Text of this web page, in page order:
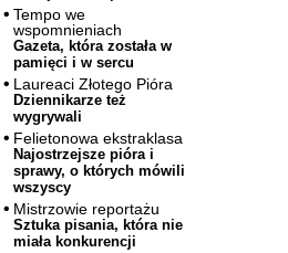
Tempo we
wspomnieniach
Gazeta, która została w
pamięci i w sercu
Laureaci Złotego Pióra
Dziennikarze też
wygrywali
Felietonowa ekstraklasa
Najostrzejsze pióra i
sprawy, o których mówili
wszyscy
Mistrzowie reportażu
Sztuka pisania, która nie
miała konkurencji